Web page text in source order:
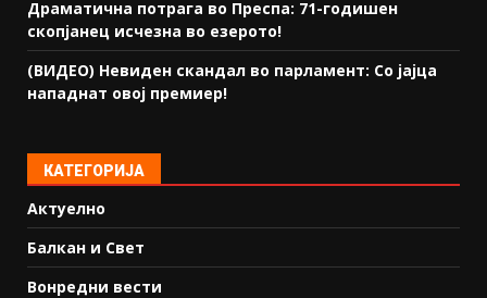
Драматична потрага во Преспа: 71-годишен
скопјанец исчезна во езерото!
(ВИДЕО) Невиден скандал во парламент: Со јајца
нападнат овој премиер!
КАТЕГОРИЈА
Актуелно
Балкан и Свет
Вонредни вести